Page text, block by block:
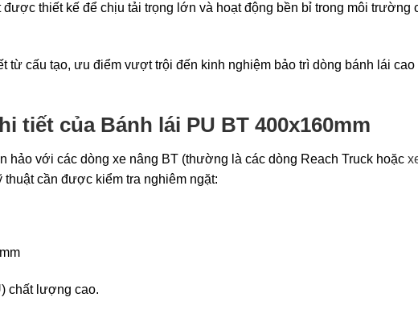
được thiết kế để chịu tải trọng lớn và hoạt động bền bỉ trong môi trường
từ cấu tạo, ưu điểm vượt trội đến kinh nghiệm bảo trì dòng bánh lái cao
tiết của Bánh lái PU BT 400x160mm
hảo với các dòng xe nâng BT (thường là các dòng Reach Truck hoặc
cần được kiểm tra nghiêm ngặt:
chất lượng cao.